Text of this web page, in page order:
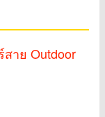
สาย Outdoor